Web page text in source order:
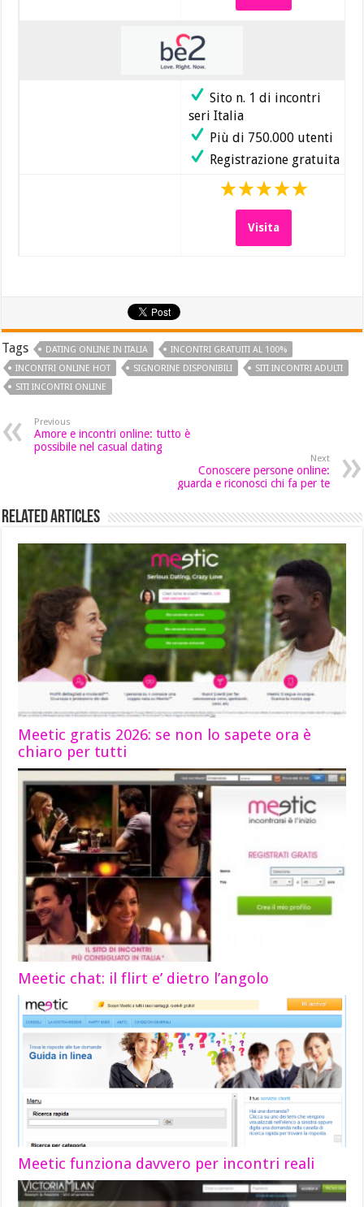
Sito n. 1 di incontri
seri Italia
Più di 750.000 utenti
Registrazione gratuita
Visita
Tags DATING ONLINE IN ITALIA
INCONTRI GRATUITI AL 100%
INCONTRI ONLINE HOT
SIGNORINE DISPONIBILI
SITI INCONTRI ADULTI
SITI INCONTRI ONLINE
Previous
Amore e incontri online: tutto è
possibile nel casual dating
Next
Conoscere persone online:
guarda e riconosci chi fa per te
Related Articles
Meetic gratis 2026: se non lo sapete ora è
chiaro per tutti
Meetic chat: il flirt e’ dietro l’angolo
Meetic funziona davvero per incontri reali